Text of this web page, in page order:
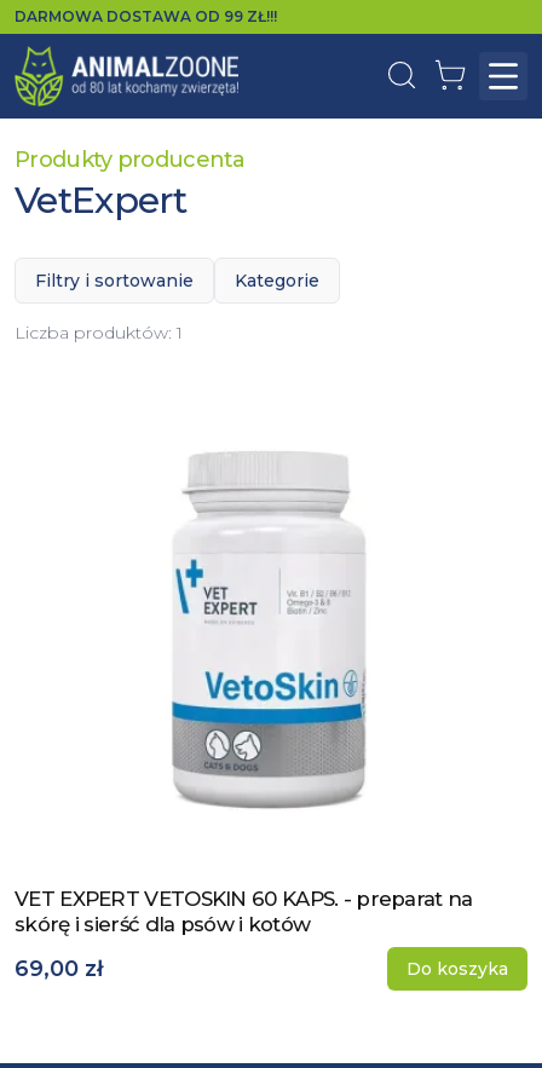
DARMOWA DOSTAWA OD 99 ZŁ!!!
WyszukajKoszyk
Produkty producenta
VetExpert
Filtry i sortowanie Kategorie
Liczba produktów:1
Zobacz produkt
VET EXPERT VETOSKIN 60 KAPS. - preparat na
skórę i sierść dla psów i kotów
69,00 zł Do koszyka